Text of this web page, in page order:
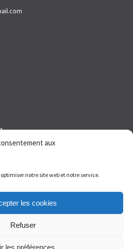
aux
notre site web et notre service.
les cookies
Refuser
les préférences